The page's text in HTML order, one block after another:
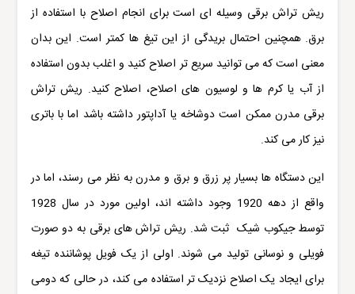
ریش تراش برقی وسیله ای است برای انجام اصلاح با استفاده از
برق. همچنین احتمال بریدگی از این تیغ ها کمتر است. این بدان
معنی است که می توانید سریع تر اصلاح کنید و اغلب بدون استفاده
از آب یا کرم ها و لوسیون های اصلاح، اصلاح کنید. ریش تراش
برقی مدرن ممکن است دوشاخه یا آداپتور داشته باشد اما با باتری
نیز کار می کند.
این دستگاه ها بسیار پر زرق و برق و مدرن به نظر می رسند، اما در
واقع از دهه 1920 وجود داشته اند، اولین مورد در سال 1928
توسط جیکوب شیک ثبت شد. ریش تراش های برقی به دو صورت
فویلی و نوسانی تولید می شوند. اولی از یک فویل پوشاننده تیغه
برای ایجاد یک اصلاح نزدیک تر استفاده می کند، در حالی که دومی